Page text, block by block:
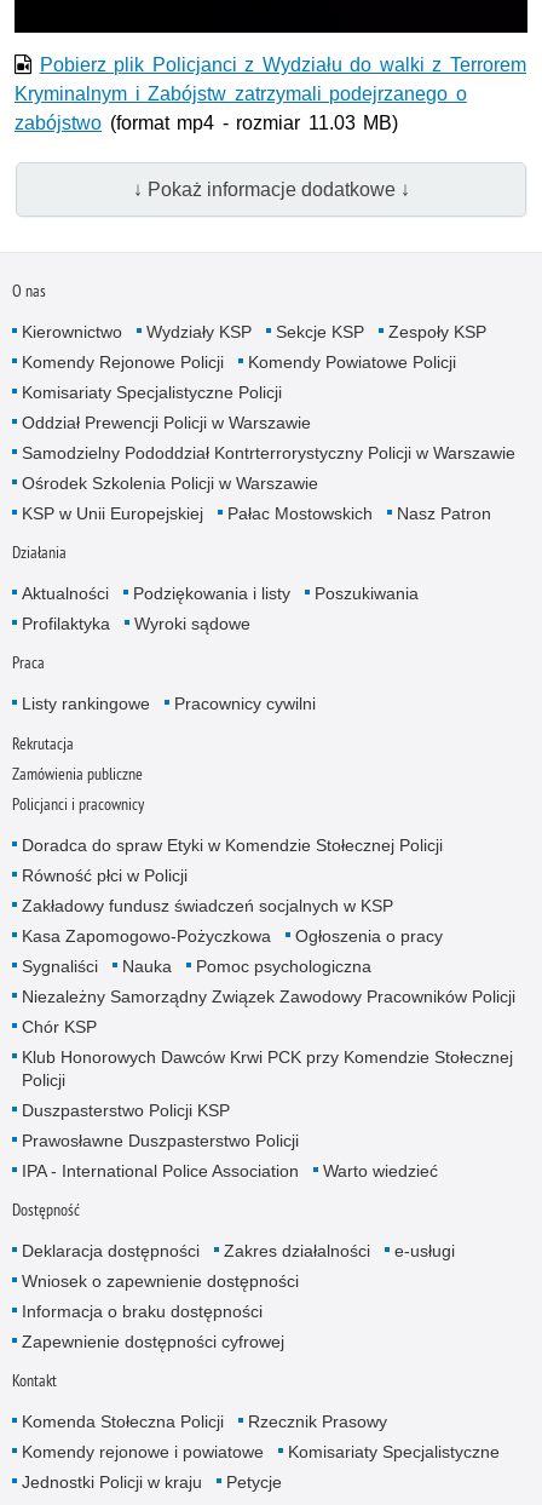
Pobierz plik Policjanci z Wydziału do walki z Terrorem
Kryminalnym i Zabójstw zatrzymali podejrzanego o
zabójstwo (format mp4 - rozmiar 11.03 MB)
↓ Pokaż informacje dodatkowe ↓
O nas
Kierownictwo Wydziały KSP Sekcje KSP
Zespoły KSP
Komendy Rejonowe Policji
Komendy Powiatowe Policji
Komisariaty Specjalistyczne Policji
Oddział Prewencji Policji w Warszawie
Samodzielny Pododdział Kontrterrorystyczny Policji w Warszawie
Ośrodek Szkolenia Policji w Warszawie
KSP w Unii Europejskiej
Pałac Mostowskich Nasz Patron
Działania
Aktualności Podziękowania i listy
Poszukiwania
Profilaktyka
Wyroki sądowe
Praca
Listy rankingowe Pracownicy cywilni
Rekrutacja
Zamówienia publiczne
Policjanci i pracownicy
Doradca do spraw Etyki w Komendzie Stołecznej Policji
Równość płci w Policji
Zakładowy fundusz świadczeń socjalnych w KSP
Kasa Zapomogowo-Pożyczkowa
Ogłoszenia o pracy
Sygnaliści
Nauka
Pomoc psychologiczna
Niezależny Samorządny Związek Zawodowy Pracowników Policji
Chór KSP
Klub Honorowych Dawców Krwi PCK przy Komendzie Stołecznej
Policji
Duszpasterstwo Policji KSP
Prawosławne Duszpasterstwo Policji
IPA - International Police Association
Warto wiedzieć
Dostępność
Deklaracja dostępności Zakres działalności
e-usługi
Wniosek o zapewnienie dostępności
Informacja o braku dostępności
Zapewnienie dostępności cyfrowej
Kontakt
Komenda Stołeczna Policji
Rzecznik Prasowy
Komendy rejonowe i powiatowe
Komisariaty Specjalistyczne
Jednostki Policji w kraju
Petycje